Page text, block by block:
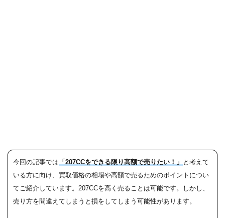
今回の記事では 「207CCをできる限り高額で売りたい！」 と考えて
いる方に向け、買取価格の相場や高額で売るためのポイントについ
てご紹介しています。 207CCを高く売ることは可能です。しかし、
売り方を間違えてしまうと損をしてしまう可能性があります。